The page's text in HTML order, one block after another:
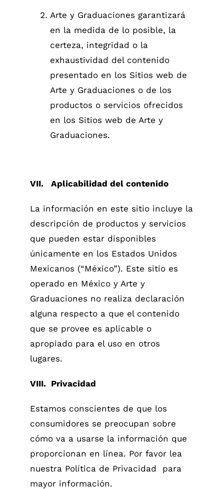
Arte y Graduaciones garantizará
en la medida de lo posible, la
certeza, integridad o la
exhaustividad del contenido
presentado en los Sitios web de
Arte y Graduaciones o de los
productos o servicios ofrecidos
en los Sitios web de Arte y
Graduaciones.
VII. Aplicabilidad del contenido
La información en este sitio incluye la
descripción de productos y servicios
que pueden estar disponibles
únicamente en los Estados Unidos
Mexicanos (“México”). Este sitio es
operado en México y Arte y
Graduaciones no realiza declaración
alguna respecto a que el contenido
que se provee es aplicable o
apropiado para el uso en otros
lugares.
VIII. Privacidad
Estamos conscientes de que los
consumidores se preocupan sobre
cómo va a usarse la información que
proporcionan en línea. Por favor lea
nuestra Política de Privacidad para
mayor información.